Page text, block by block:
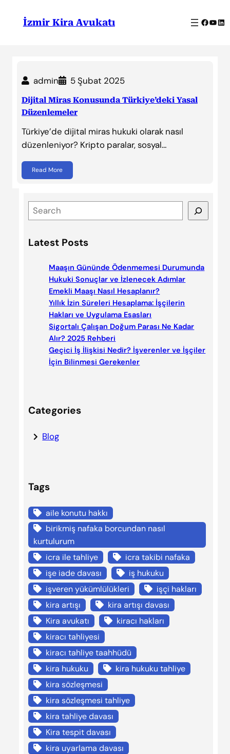
İzmir Kira Avukatı
admin 5 Şubat 2025
Dijital Miras Konusunda Türkiye’deki Yasal
Düzenlemeler
Türkiye’de dijital miras hukuki olarak nasıl
düzenleniyor? Kripto paralar, sosyal…
Read More
e
r
Latest Posts
Maaşın Gününde Ödenmemesi Durumunda
Hukuki Sonuçlar ve İzlenecek Adımlar
Emekli Maaşı Nasıl Hesaplanır?
Yıllık İzin Süreleri Hesaplama: İşçilerin
Hakları ve Uygulama Esasları
Sigortalı Çalışan Doğum Parası Ne Kadar
Alır? 2025 Rehberi
Geçici İş İlişkisi Nedir? İşverenler ve İşçiler
İçin Bilinmesi Gerekenler
Categories
Blog
Tags
aile konutu hakkı
birikmiş nafaka borcundan nasıl
kurtulurum
icra ile tahliye
icra takibi nafaka
işe iade davası
iş hukuku
işveren yükümlülükleri
işçi hakları
kira artışı
kira artışı davası
Kira avukatı
kiracı hakları
kiracı tahliyesi
kiracı tahliye taahhüdü
kira hukuku
kira hukuku tahliye
kira sözleşmesi
kira sözleşmesi tahliye
kira tahliye davası
Kira tespit davası
kira uyarlama davası